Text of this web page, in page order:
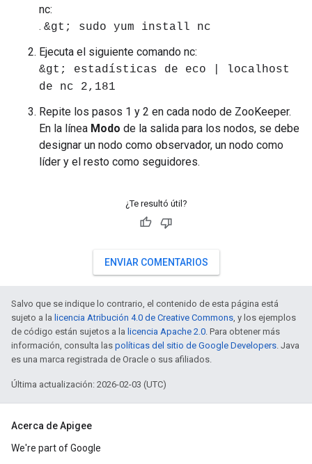
nc:
. &gt; sudo yum install nc
Ejecuta el siguiente comando nc:
&gt; estadísticas de eco | localhost
de nc 2,181
Repite los pasos 1 y 2 en cada nodo de ZooKeeper.
En la línea Modo de la salida para los nodos, se debe
designar un nodo como observador, un nodo como
líder y el resto como seguidores.
¿Te resultó útil?
ENVIAR COMENTARIOS
Salvo que se indique lo contrario, el contenido de esta página está
sujeto a la licencia Atribución 4.0 de Creative Commons, y los ejemplos
de código están sujetos a la licencia Apache 2.0. Para obtener más
información, consulta las políticas del sitio de Google Developers. Java
es una marca registrada de Oracle o sus afiliados.
Última actualización: 2026-02-03 (UTC)
Acerca de Apigee
We're part of Google